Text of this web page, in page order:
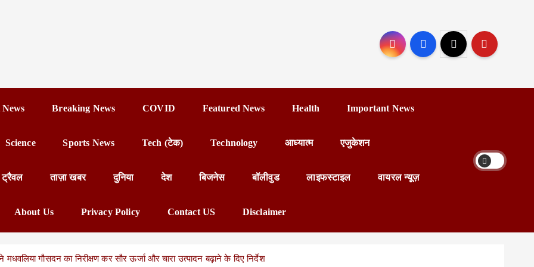
Breaking News COVID Featured News Health Important News
Science Sports News Tech (टेक) Technology आध्यात्म एजुकेशन
ट्रैवल ताज़ा खबर दुनिया देश बिजनेस बॉलीवुड लाइफस्टाइल वायरल न्यूज़
About Us Privacy Policy Contact US Disclaimer
गौसदन का निरीक्षण कर सौर ऊर्जा और चारा उत्पादन बढ़ाने के दिए निर्देश